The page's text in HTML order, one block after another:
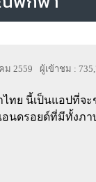
ม 2559 ผู้เข้าชม :
ไทย นี้เป็นแอปที่
อนดรอยด์ที่มีทั้งภ